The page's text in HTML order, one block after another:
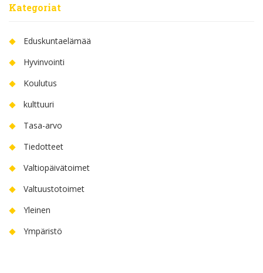
Kategoriat
Eduskuntaelämää
Hyvinvointi
Koulutus
kulttuuri
Tasa-arvo
Tiedotteet
Valtiopäivätoimet
Valtuustotoimet
Yleinen
Ympäristö